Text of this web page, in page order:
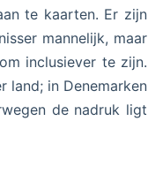
te kaarten. Er zijn
mannelijk, maar
inclusiever te zijn.
land; in Denemarken
de nadruk ligt